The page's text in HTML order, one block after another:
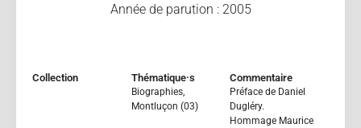
Année de parution : 2005
Collection Thématique·s
Biographies,
Montluçon (03)
Commentaire
Préface de Daniel
Dugléry.
Hommage Maurice